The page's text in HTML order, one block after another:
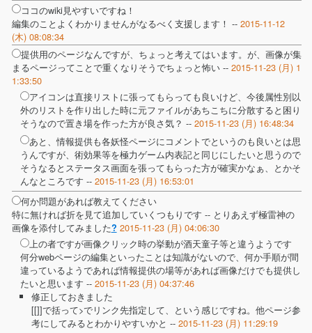
ココのwiki見やすいですね！
編集のことよくわかりませんがなるべく支援します！ -- 2015-11-12
(木) 08:08:34
提供用のページなんですが、ちょっと考えてはいます。が、画像が集
まるページってことで重くなりそうでちょっと怖い -- 2015-11-23 (月) 1
1:33:50
アイコンは直接リストに張ってもらっても良いけど、今後属性別以
外のリストを作り出した時に元ファイルがあちこちに分散すると困り
そうなので置き場を作った方が良さ気？ -- 2015-11-23 (月) 16:48:34
あと、情報提供も各妖怪ページにコメントでというのも良いとは思
うんですが、術効果等を極力ゲーム内表記と同じにしたいと思うので
そうなるとステータス画面を張ってもらった方が確実かなぁ、とかそ
んなところです -- 2015-11-23 (月) 16:53:01
何か問題があれば教えてください
特に無ければ折を見て追加していくつもりです -- とりあえず極雷神の
画像を添付してみました? 2015-11-23 (月) 04:06:30
上の者ですが画像クリック時の挙動が酒天童子等と違うようです
何分webページの編集といったことは知識がないので、何か手順が間
違っているようであれば情報提供の場等があれば画像だけでも提供し
たいと思います -- 2015-11-23 (月) 04:37:46
修正しておきました
[[]]で括って>でリンク先指定して、という感じですね。他ページ参
考にしてみるとわかりやすいかと -- 2015-11-23 (月) 11:29:19